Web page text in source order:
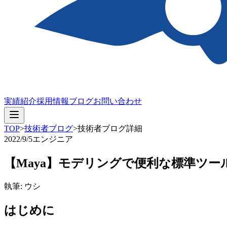
実績紹介採用情報ブログお問い合わせ
TOP>技術者ブログ>技術者ブログ詳細
2022/9/5エンジニア
【Maya】モデリングで便利な標準ツー
執筆: ウシ
はじめに